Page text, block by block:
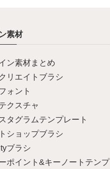
素材
ン素材まとめ
リエイトブラシ
ォント
クスチャ
タグラムテンプレート
ショップブラシ
ブラシ
ポイント&キーノートテンプ